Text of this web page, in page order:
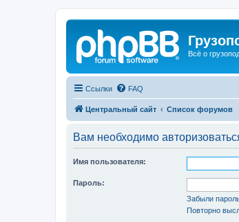
Всё о
Ссылки FAQ
Центральный сайт Список форумов
Вам необходимо
Имя пользователя:
Пароль:
Забыли
Повторно